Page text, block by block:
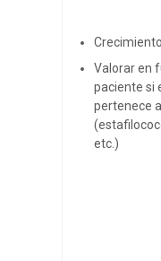
Valorar en
paciente si
pertenece
etc.)